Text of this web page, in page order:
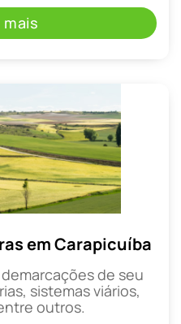
mais
em Carapicuíba
de seu
sistemas viários,
outros.